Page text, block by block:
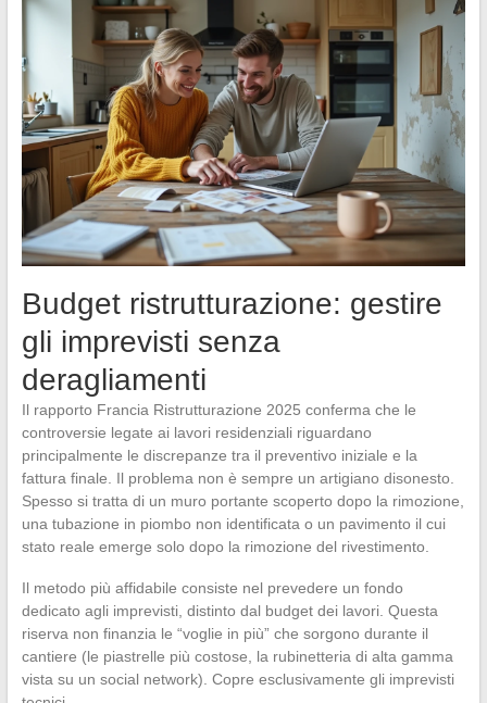
Budget ristrutturazione: gestire
gli imprevisti senza
deragliamenti
Il rapporto Francia Ristrutturazione 2025 conferma che le
controversie legate ai lavori residenziali riguardano
principalmente le discrepanze tra il preventivo iniziale e la
fattura finale. Il problema non è sempre un artigiano disonesto.
Spesso si tratta di un muro portante scoperto dopo la rimozione,
una tubazione in piombo non identificata o un pavimento il cui
stato reale emerge solo dopo la rimozione del rivestimento.
Il metodo più affidabile consiste nel prevedere un fondo
dedicato agli imprevisti, distinto dal budget dei lavori. Questa
riserva non finanzia le “voglie in più” che sorgono durante il
cantiere (le piastrelle più costose, la rubinetteria di alta gamma
vista su un social network). Copre esclusivamente gli imprevisti